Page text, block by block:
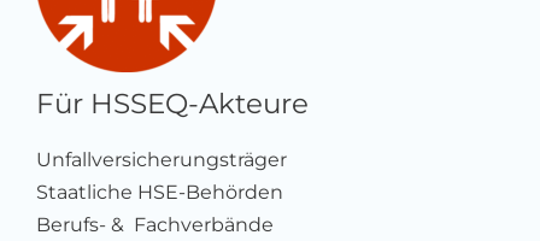
Für HSSEQ-Akteure
Unfallversicherungsträger
Staatliche HSE-Behörden
Berufs- & Fachverbände